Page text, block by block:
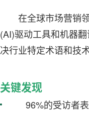
在全球市场营销
(AI)驱动工具和机器
决行业特定术语和技
关键发现
96%的受访者